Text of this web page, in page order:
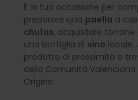
È la tua occasione per
preparare una paella a
chufas, acquistare
una bottiglia di vino locale.
prodotto di prossimità e
della Comunità
Origine.